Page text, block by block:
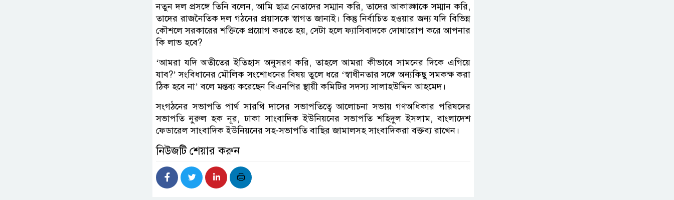
নতুন দল প্রসঙ্গে তিনি বলেন, আমি ছাত্র নেতাদের সম্মান করি, তাদের আকাঙ্ক্ষাকে সম্মান করি,
তাদের রাজনৈতিক দল গঠনের প্রয়াসকে স্বাগত জানাই। কিন্তু নির্বাচিত হওয়ার জন্য যদি বিভিন্ন
কৌশলে সরকারের শক্তিকে প্রয়োগ করতে হয়, সেটা হলে ফ্যাসিবাদকে দোষারোপ করে আপনার
কি লাভ হবে?
‘আমরা যদি অতীতের ইতিহাস অনুসরণ করি, তাহলে আমরা কীভাবে সামনের দিকে এগিয়ে
যাব?’ সংবিধানের মৌলিক সংশোধনের বিষয় তুলে ধরে ‘স্বাধীনতার সঙ্গে অন্যকিছু সমকক্ষ করা
ঠিক হবে না’ বলে মন্তব্য করেছেন বিএনপির স্থায়ী কমিটির সদস্য সালাহউদ্দিন আহমেদ।
সংগঠনের সভাপতি পার্থ সারথি দাসের সভাপতিত্বে আলোচনা সভায় গণঅধিকার পরিষদের
সভাপতি নুরুল হক নূর, ঢাকা সাংবাদিক ইউনিয়নের সভাপতি শহিদুল ইসলাম, বাংলাদেশ
ফেডারেল সাংবাদিক ইউনিয়নের সহ-সভাপতি বাছির জামালসহ সাংবাদিকরা বক্তব্য রাখেন।
নিউজটি শেয়ার করুন